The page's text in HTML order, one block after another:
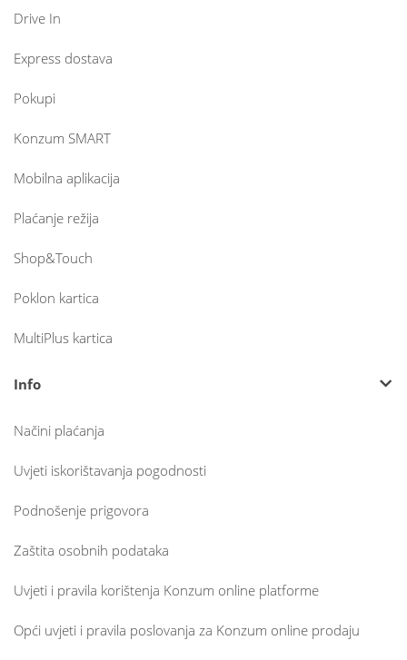
Drive In
Express dostava
Pokupi
Konzum SMART
Mobilna aplikacija
Plaćanje režija
Shop&Touch
Poklon kartica
MultiPlus kartica
Info
Načini plaćanja
Uvjeti iskorištavanja pogodnosti
Podnošenje prigovora
Zaštita osobnih podataka
Uvjeti i pravila korištenja Konzum online platforme
Opći uvjeti i pravila poslovanja za Konzum online prodaju